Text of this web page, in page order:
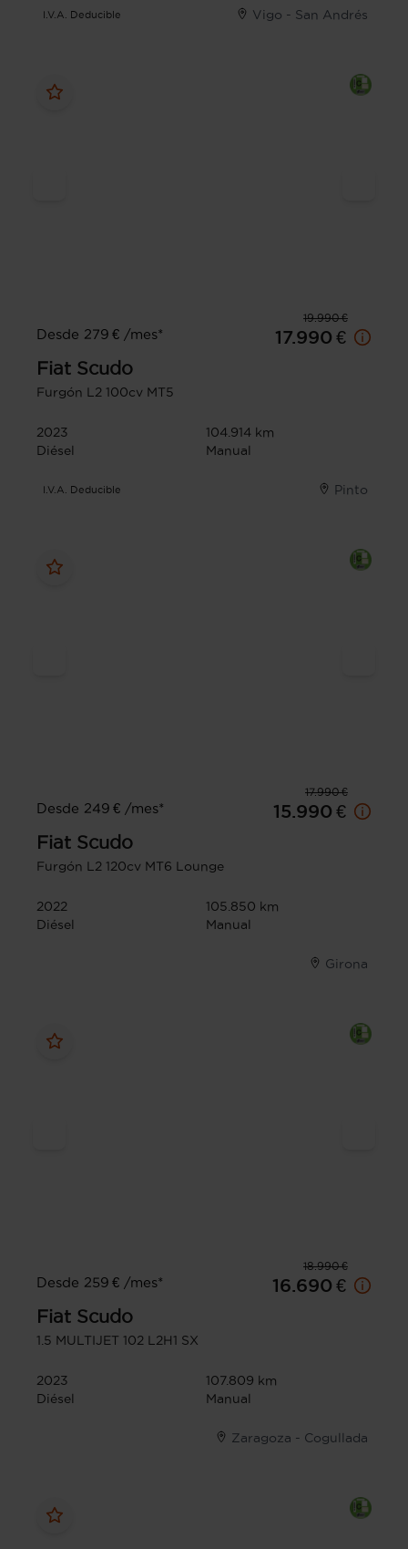
I.V.A. Deducible Vigo - San Andrés
19.990 €
Desde 279 € /mes*
17.990 €
Fiat Scudo
Furgón L2 100cv MT5
2023
104.914 km
Diésel
Manual
I.V.A. Deducible Pinto
17.990 €
Desde 249 € /mes*
15.990 €
Fiat Scudo
Furgón L2 120cv MT6 Lounge
2022
105.850 km
Diésel
Manual
Girona
18.990 €
Desde 259 € /mes*
16.690 €
Fiat Scudo
1.5 MULTIJET 102 L2H1 SX
2023
107.809 km
Diésel
Manual
Zaragoza - Cogullada